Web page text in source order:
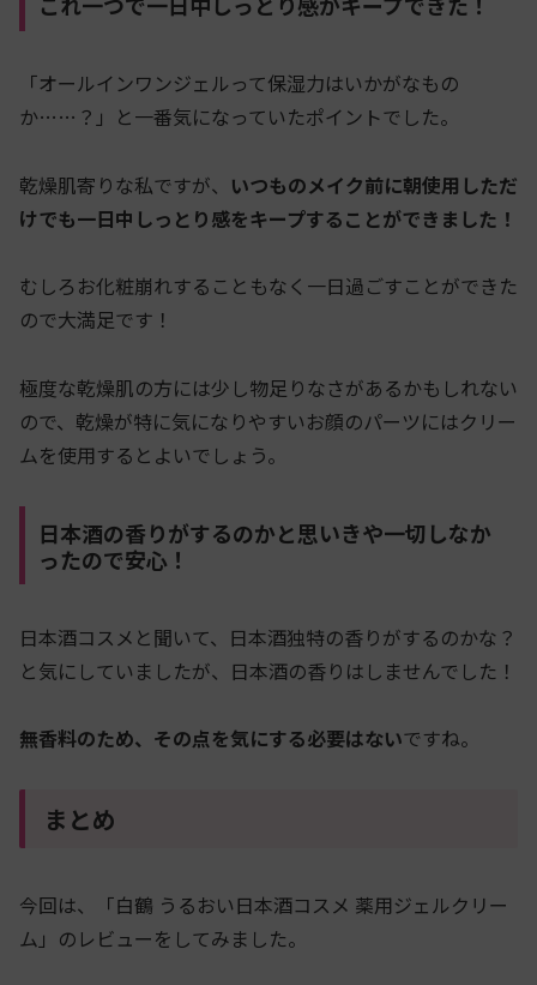
「オールインワンジェルって保湿力はいかがなもの
か……？」と一番気になっていたポイントでした。
乾燥肌寄りな私ですが、 いつものメイク前に朝使用しただ
けでも一日中しっとり感をキープすることができました！
むしろお化粧崩れすることもなく一日過ごすことができた
ので大満足です！
極度な乾燥肌の方には少し物足りなさがあるかもしれない
ので、乾燥が特に気になりやすいお顔のパーツにはクリー
ムを使用するとよいでしょう。
日本酒の香りがするのかと思いきや一切しなか
ったので安心！
日本酒コスメと聞いて、日本酒独特の香りがするのかな？
と気にしていましたが、日本酒の香りはしませんでした！
無香料のため、その点を気にする必要はないですね。
まとめ
今回は、「白鶴 うるおい日本酒コスメ 薬用ジェルクリー
ム」のレビューをしてみました。